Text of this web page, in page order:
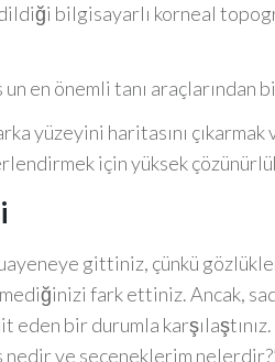
edildiği bilgisayarlı korneal
en önemli tanı araçlarından
yüzeyini haritasını
için yüksek
gittiniz, çünkü
fark ettiniz. Ancak,
bir durumla
nedir ve seçeneklerim